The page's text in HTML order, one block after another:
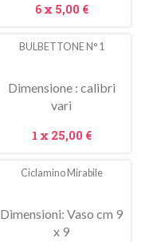
Prezzo
6 x 5,00 €
BULBETTONE N° 1
Dimensione : calibri
vari
Prezzo
1 x 25,00 €
Ciclamino Mirabile
Dimensioni: Vaso cm 9
x 9